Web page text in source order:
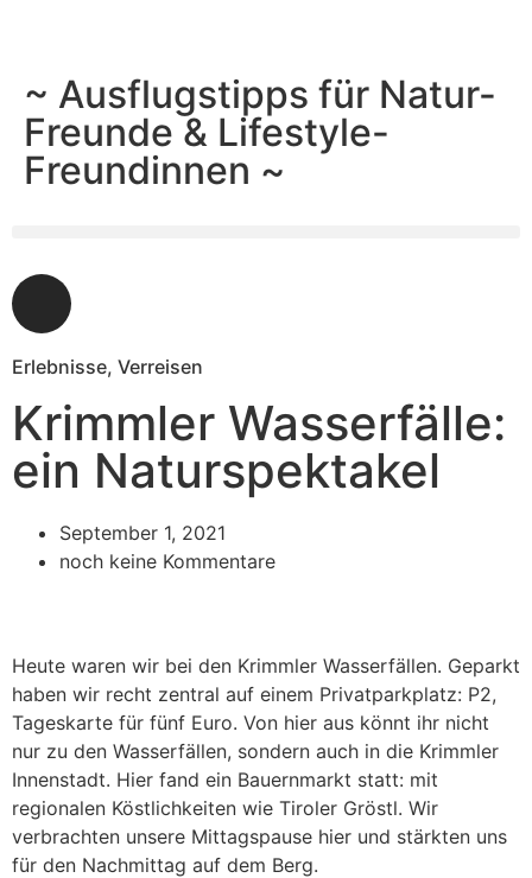
~ Ausflugstipps für Natur-
Freunde & Lifestyle-
Freundinnen ~
Erlebnisse, Verreisen
Krimmler Wasserfälle:
ein Naturspektakel
September 1, 2021
noch keine Kommentare
Heute waren wir bei den Krimmler Wasserfällen. Geparkt
haben wir recht zentral auf einem Privatparkplatz: P2,
Tageskarte für fünf Euro. Von hier aus könnt ihr nicht
nur zu den Wasserfällen, sondern auch in die Krimmler
Innenstadt. Hier fand ein Bauernmarkt statt: mit
regionalen Köstlichkeiten wie Tiroler Gröstl. Wir
verbrachten unsere Mittagspause hier und stärkten uns
für den Nachmittag auf dem Berg.